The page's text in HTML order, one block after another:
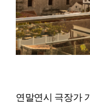
연말연시 극장가